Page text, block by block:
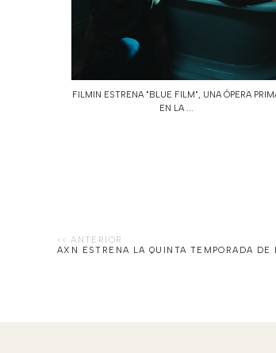
FILMIN ESTRENA "BLUE FILM", UNA ÓPERA
EN LA ...
AXN ESTRENA LA QUINTA TEMPORADA DE